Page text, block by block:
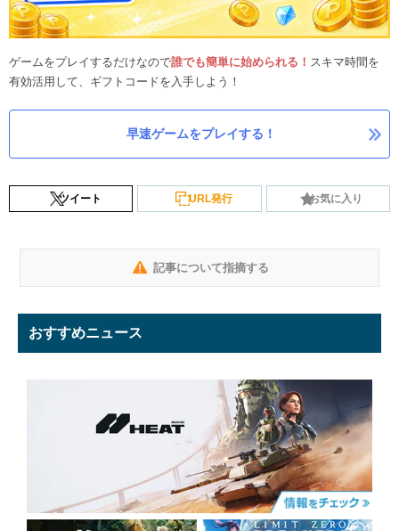
ゲームをプレイするだけなので誰でも簡単に始められる！ スキマ時間を
有効活用して、ギフトコードを入手しよう！
早速ゲームをプレイする！
ツイート URL発行 お気に入り
記事について指摘する
おすすめニュース